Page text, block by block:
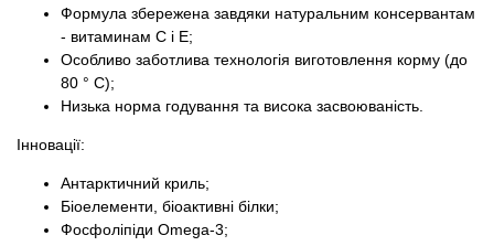
Формула збережена завдяки натуральним консервантам
- витаминам C і E;
Особливо заботлива технологія виготовлення корму (до
80 ° С);
Низька норма годування та висока засвоюваність.
Інновації:
Антарктичний криль;
Біоелементи, біоактивні білки;
Фосфоліпіди Omega-3;